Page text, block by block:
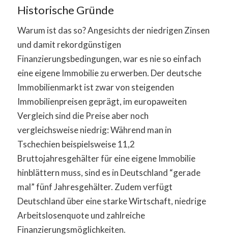
Historische Gründe
Warum ist das so? Angesichts der niedrigen Zinsen
und damit rekordgünstigen
Finanzierungsbedingungen, war es nie so einfach
eine eigene Immobilie zu erwerben. Der deutsche
Immobilienmarkt ist zwar von steigenden
Immobilienpreisen geprägt, im europaweiten
Vergleich sind die Preise aber noch
vergleichsweise niedrig: Während man in
Tschechien beispielsweise 11,2
Bruttojahresgehälter für eine eigene Immobilie
hinblättern muss, sind es in Deutschland “gerade
mal” fünf Jahresgehälter. Zudem verfügt
Deutschland über eine starke Wirtschaft, niedrige
Arbeitslosenquote und zahlreiche
Finanzierungsmöglichkeiten.